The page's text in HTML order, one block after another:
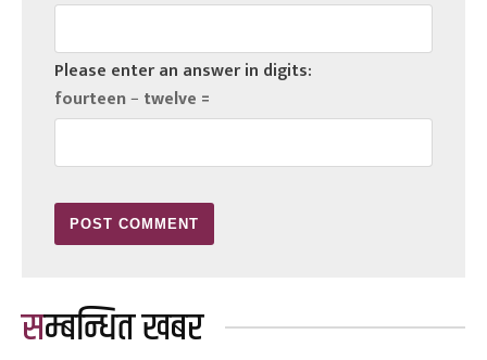
Please enter an answer in digits:
fourteen − twelve =
सम्बन्धित खबर